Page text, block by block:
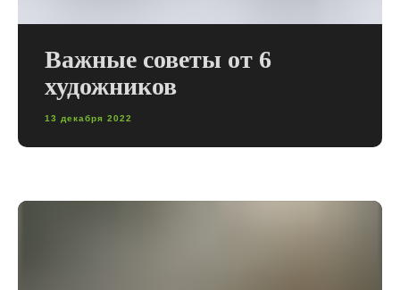
Важные советы от 6
художников
13 декабря 2022